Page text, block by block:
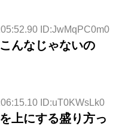
ID:JwMqPC0m0
んなじゃないの
ID:uT0KWsLk0
上にする盛り方っ